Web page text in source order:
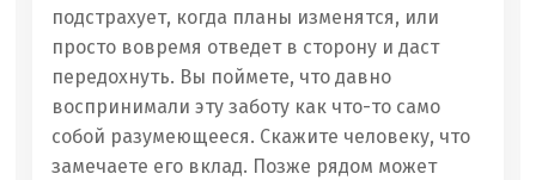
подстрахует, когда планы изменятся, или
просто вовремя отведет в сторону и даст
передохнуть. Вы поймете, что давно
воспринимали эту заботу как что-то само
собой разумеющееся. Скажите человеку, что
замечаете его вклад. Позже рядом может